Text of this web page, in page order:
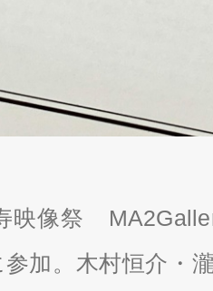
映像祭
加。木村恒介・